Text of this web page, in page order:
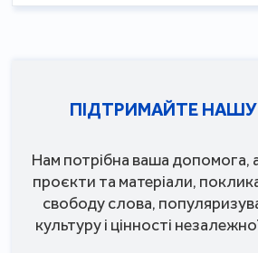
ПІДТРИМАЙТЕ
Нам потрібна ваша допомога,
проєкти та матеріали,
свободу слова,
культуру і цінності